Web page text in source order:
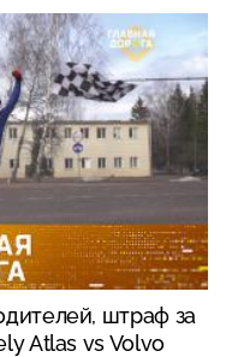
штраф за
Atlas vs Volvo